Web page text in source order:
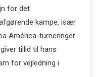
for det
kampe, især
América-turneringer.
tillid til hans
for vejledning i